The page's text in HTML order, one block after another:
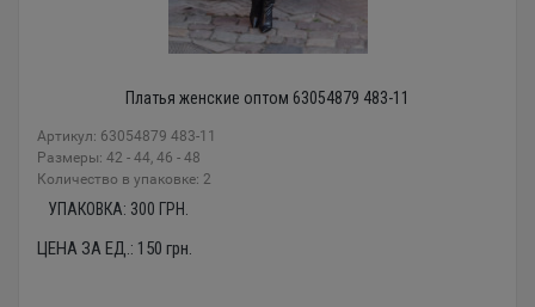
Платья женские оптом 63054879 483-11
Артикул: 63054879 483-11
Размеры: 42 - 44, 46 - 48
Количество в упаковке: 2
УПАКОВКА: 300 ГРН.
ЦЕНА ЗА ЕД.: 150 грн.